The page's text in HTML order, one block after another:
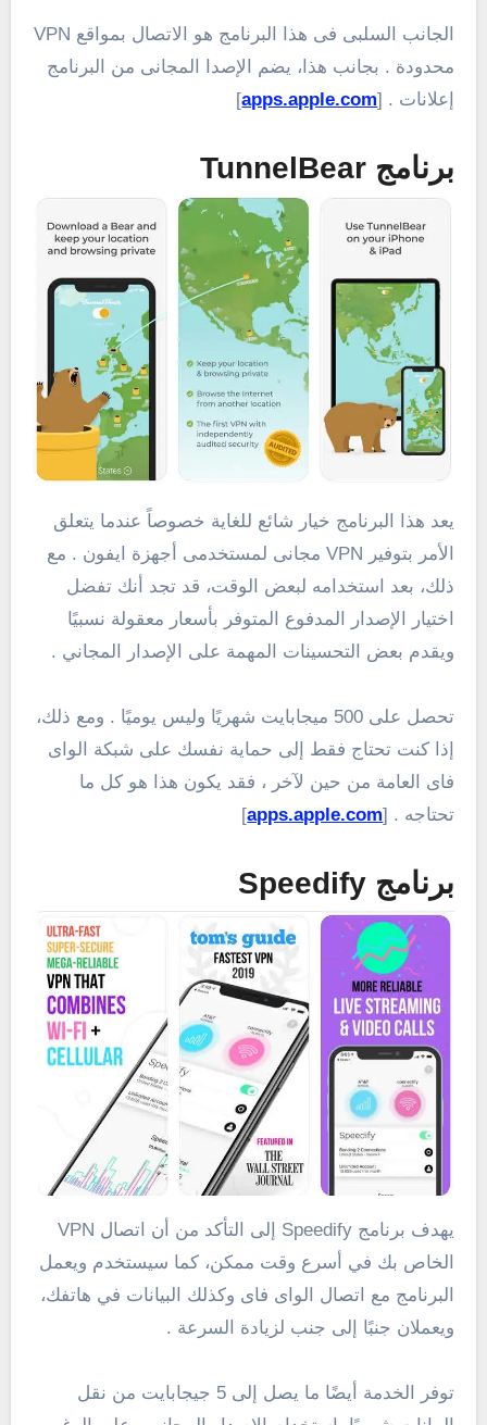
الجانب السلبى فى هذا البرنامج هو الاتصال بمواقع VPN
محدودة . بجانب هذا، يضم الإصدا المجانى من البرنامج
إعلانات . [apps.apple.com
]
برنامج TunnelBear
يعد هذا البرنامج خيار شائع للغاية خصوصاً عندما يتعلق
الأمر بتوفير VPN مجانى لمستخدمى أجهزة ايفون . مع
ذلك، بعد استخدامه لبعض الوقت، قد تجد أنك تفضل
اختيار الإصدار المدفوع المتوفر بأسعار معقولة نسبيًا
ويقدم بعض التحسينات المهمة على الإصدار المجاني .
تحصل على 500 ميجابايت شهريًا وليس يوميًا . ومع ذلك،
إذا كنت تحتاج فقط إلى حماية نفسك على شبكة الواى
فاى العامة من حين لآخر ، فقد يكون هذا هو كل ما
تحتاجه . [apps.apple.com
]
برنامج Speedify
يهدف برنامج Speedify إلى التأكد من أن اتصال VPN
الخاص بك في أسرع وقت ممكن، كما سيستخدم ويعمل
البرنامج مع اتصال الواى فاى وكذلك البيانات في هاتفك،
ويعملان جنبًا إلى جنب لزيادة السرعة .
توفر الخدمة أيضًا ما يصل إلى 5 جيجابايت من نقل